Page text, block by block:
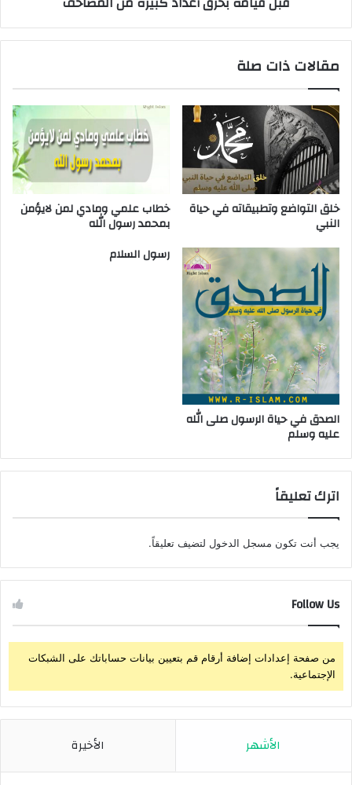
مقالات ذات صلة
خلق التواضع وتطبيقاته في حياة
النبي
خطاب علمي ومادي لمن لايؤمن
بمحمد رسول الله
الصدق في حياة الرسول صلى الله
عليه وسلم
رسول السلام
اترك تعليقاً
يجب أنت تكون مسجل الدخول لتضيف تعليقاً.
Follow Us
من صفحة إعدادات إضافة أرقام قم بتعيين بيانات حساباتك على الشبكات
الإجتماعية.
الأشهر الأخيرة